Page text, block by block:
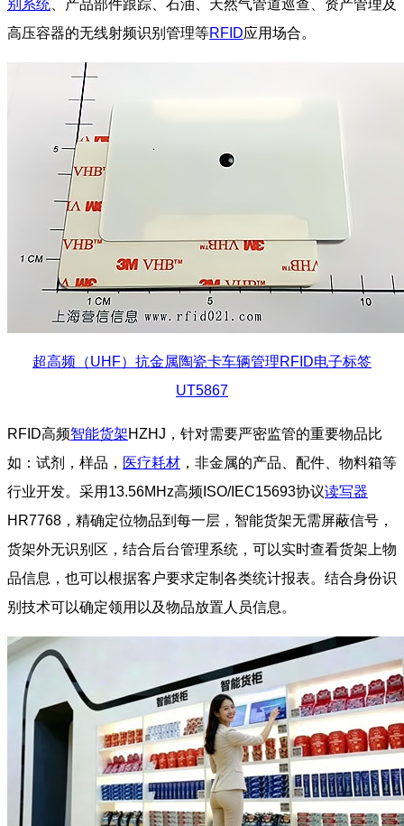
别系统 、产品部件跟踪、石油、天然气管道巡查、资产管理及
高压容器的无线射频识别管理等RFID应用场合。
超高频（UHF）抗金属陶瓷卡车辆管理RFID电子标签
UT5867
RFID高频智能货架HZHJ，针对需要严密监管的重要物品比
如：试剂，样品， 医疗耗材 ，非金属的产品、配件、物料箱等
行业开发。采用13.56MHz高频ISO/IEC15693协议读写器
HR7768，精确定位物品到每一层，智能货架无需屏蔽信号，
货架外无识别区，结合后台管理系统，可以实时查看货架上物
品信息，也可以根据客户要求定制各类统计报表。结合身份识
别技术可以确定领用以及物品放置人员信息。